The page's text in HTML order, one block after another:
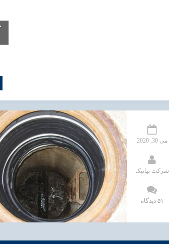
می 30, 2020
شرکت پیاتیک
۵۱ دیدگاه